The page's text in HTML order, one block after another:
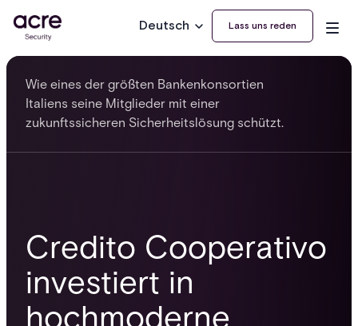
Deutsch Lass uns reden
Credito Cooperativo
investiert in
hochmoderne
Wie eines der größten Bankenkonsortien
Italiens seine Mitglieder mit einer
zukunftssicheren Sicherheitslösung schützt.